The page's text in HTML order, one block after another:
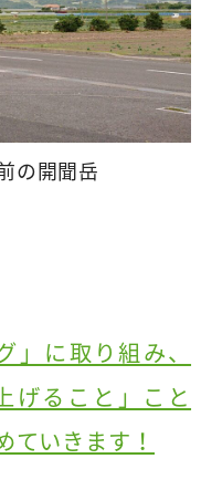
の開聞岳
」に取り組み、
げること」こと
ていきます！